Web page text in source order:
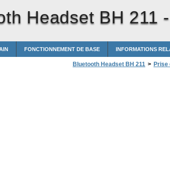
Headset BH 211 -
FONCTIONNEMENT DE BASE INFORMATIONS
Bluetooth Headset BH 211 > Prise